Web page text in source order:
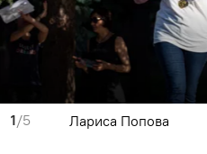
1/5 Лариса Попова